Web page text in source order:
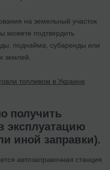
на земельный участок
можете подтвердить
поднайма, субаренды или
землей.
топливом в Украине
получить
эксплуатацию
иной заправки).
автозаправочная станция